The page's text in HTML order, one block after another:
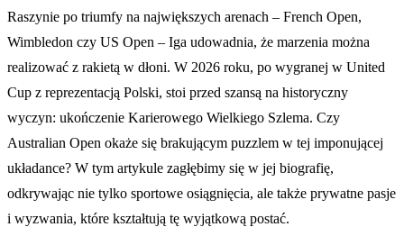
Raszynie po triumfy na największych arenach – French Open,
Wimbledon czy US Open – Iga udowadnia, że marzenia można
realizować z rakietą w dłoni. W 2026 roku, po wygranej w United
Cup z reprezentacją Polski, stoi przed szansą na historyczny
wyczyn: ukończenie Karierowego Wielkiego Szlema. Czy
Australian Open okaże się brakującym puzzlem w tej imponującej
układance? W tym artykule zagłębimy się w jej biografię,
odkrywając nie tylko sportowe osiągnięcia, ale także prywatne pasje
i wyzwania, które kształtują tę wyjątkową postać.